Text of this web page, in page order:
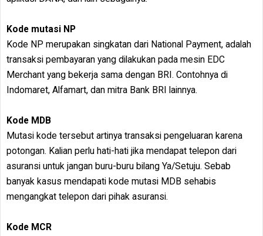
Kode mutasi NP
Kode NP merupakan singkatan dari National Payment, adalah
transaksi pembayaran yang dilakukan pada mesin EDC
Merchant yang bekerja sama dengan BRI. Contohnya di
Indomaret, Alfamart, dan mitra Bank BRI lainnya.
Kode MDB
Mutasi kode tersebut artinya transaksi pengeluaran karena
potongan. Kalian perlu hati-hati jika mendapat telepon dari
asuransi untuk jangan buru-buru bilang Ya/Setuju. Sebab
banyak kasus mendapati kode mutasi MDB sehabis
mengangkat telepon dari pihak asuransi.
Kode MCR